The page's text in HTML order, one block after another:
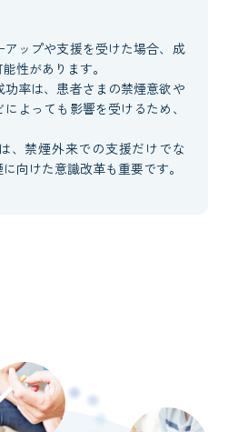
アップや支援を受けた場合、成
性があります。
率は、患者さまの禁煙意欲や
よっても影響を受けるため、
、禁煙外来での支援だけでな
向けた意識改革も重要です。